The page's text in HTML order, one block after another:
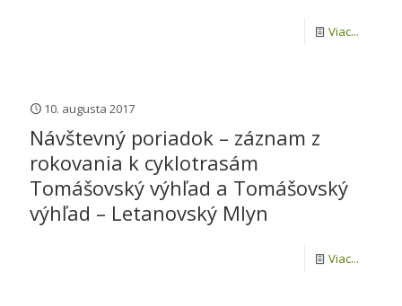
Viac...
10. augusta 2017
Návštevný poriadok – záznam z
rokovania k cyklotrasám
Tomášovský výhľad a Tomášovský
výhľad – Letanovský Mlyn
Viac...